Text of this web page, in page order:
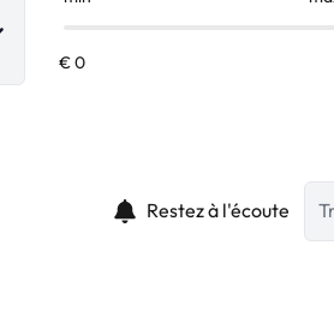
Restez à l'écoute